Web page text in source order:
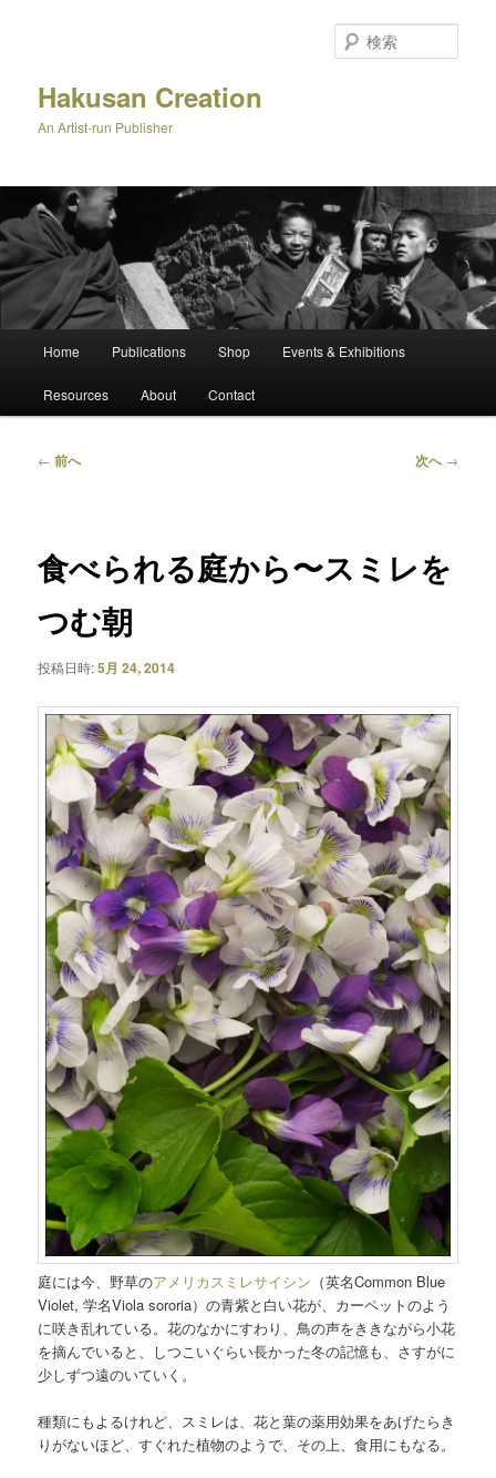
移
動
Hakusan Creation
An Artist-run Publisher
索
メ
Home Publications Shop Events & Exhibitions
Resources About Contact
投
ゲ
ー
ョ
← 前へ 次へ→
食べられる庭から〜スミレを
つむ朝
投稿日時:5月 24, 2014
庭には今、野草のアメリカスミレサイシン （英名Common Blue
Violet, 学名Viola sororia）の青紫と白い花が、カーペットのよう
に咲き乱れている。花のなかにすわり、鳥の声をききながら小花
を摘んでいると、しつこいぐらい長かった冬の記憶も、さすがに
少しずつ遠のいていく。
種類にもよるけれど、スミレは、花と葉の薬用効果をあげたらき
りがないほど、すぐれた植物のようで、その上、食用にもなる。